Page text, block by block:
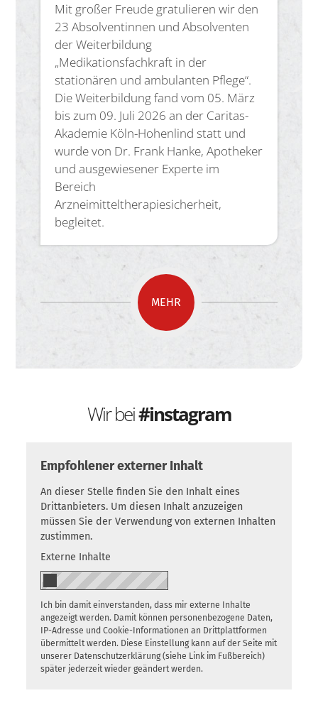
Mit großer Freude gratulieren wir den
23 Absolventinnen und Absolventen
der Weiterbildung
„Medikationsfachkraft in der
stationären und ambulanten Pflege“.
Die Weiterbildung fand vom 05. März
bis zum 09. Juli 2026 an der Caritas-
Akademie Köln-Hohenlind statt und
wurde von Dr. Frank Hanke, Apotheker
und ausgewiesener Experte im
Bereich
Arzneimitteltherapiesicherheit,
begleitet.
MEHR
Wir bei#instagram
Empfohlener externer Inhalt
An dieser Stelle finden Sie den Inhalt eines
Drittanbieters. Um diesen Inhalt anzuzeigen
müssen Sie der Verwendung von externen Inhalten
zustimmen.
Externe Inhalte
Ich bin damit einverstanden, dass mir externe Inhalte
angezeigt werden. Damit können personenbezogene Daten,
IP-Adresse und Cookie-Informationen an Drittplattformen
übermittelt werden. Diese Einstellung kann auf der Seite mit
unserer Datenschutzerklärung (siehe Link im Fußbereich)
später jederzeit wieder geändert werden.